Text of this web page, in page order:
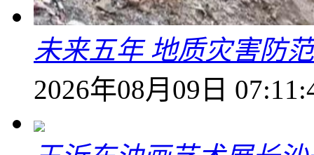
未来五年 地质灾害防
2026年08月09日